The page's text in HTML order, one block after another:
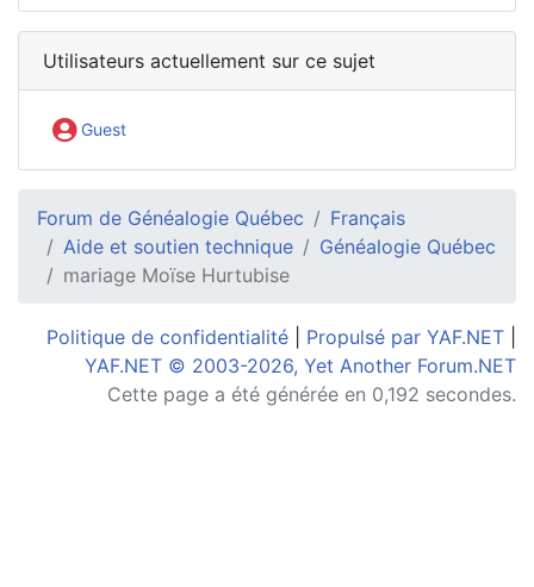
Utilisateurs actuellement sur ce sujet
Guest
Forum de Généalogie Québec
Français
Aide et soutien technique
Généalogie Québec
mariage Moïse Hurtubise
Politique de confidentialité Propulsé par YAF.NET
YAF.NET © 2003-2026, Yet Another Forum.NET
Cette page a été générée en 0,192 secondes.